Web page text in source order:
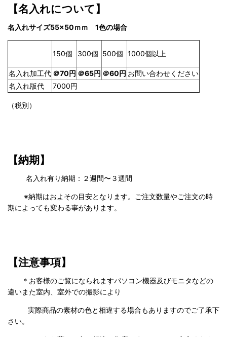
【名入れについて】
名入れサイズ55×50ｍｍ 1色の場合
150個 300個 500個 1000個以上
名入れ加工代 ＠70円 ＠65円 ＠60円 お問い合わせください
名入れ版代
7000円
（税別）
【納期】
名入れ有り納期：２週間〜３週間
※納期はおよその目安となります。ご注文数量やご注文の時
期によっても変わる事があります。
【注意事項】
＊お客様のご覧になられますパソコン機器及びモニタなどの
違いまた室内、室外での撮影により
実際商品の素材の色と相違する場合もありますのでご了承下
さい。